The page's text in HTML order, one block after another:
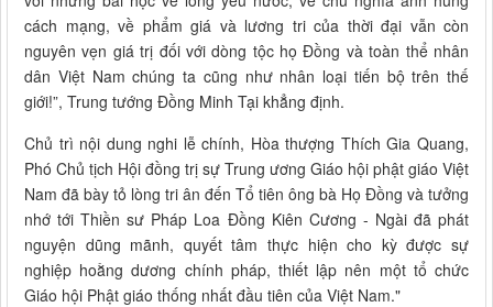
cách mạng, về phẩm giá và lương tri của thời đại vẫn còn
nguyên vẹn giá trị đối với dòng tộc họ Đồng và toàn thể nhân
dân Việt Nam chúng ta cũng như nhân loại tiến bộ trên thế
giới!”, Trung tướng Đồng Minh Tại khẳng định.
Chủ trì nội dung nghi lễ chính, Hòa thượng Thích Gia Quang,
Phó Chủ tịch Hội đồng trị sự Trung ương Giáo hội phật giáo Việt
Nam đã bày tỏ lòng tri ân đến Tổ tiên ông bà Họ Đồng và tưởng
nhớ tới Thiền sư Pháp Loa Đồng Kiên Cương - Ngài đã phát
nguyện dũng mãnh, quyết tâm thực hiện cho kỳ được sự
nghiệp hoằng dương chính pháp, thiết lập nên một tổ chức
Giáo hội Phật giáo thống nhất đầu tiên của Việt Nam."